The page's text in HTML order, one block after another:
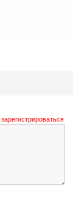
зарегистрироваться